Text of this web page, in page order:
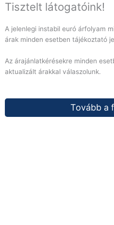
Tisztelt látogatóink!
A jelenlegi instabil euró árfolyam
árak minden esetben tájékoztató
Az árajánlatkérésekre minden
aktualizált árakkal válaszolunk.
Tovább a